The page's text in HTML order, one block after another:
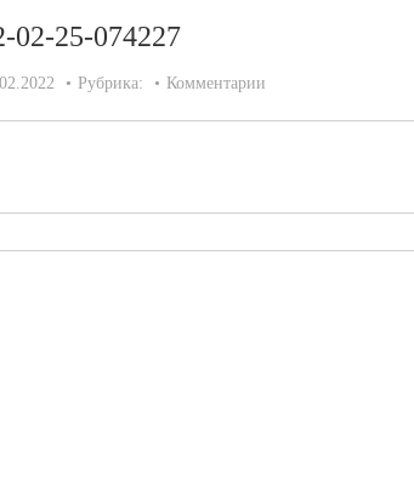
02-25-074227
Рубрика: Комментарии